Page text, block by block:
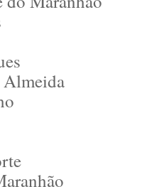
Almeida